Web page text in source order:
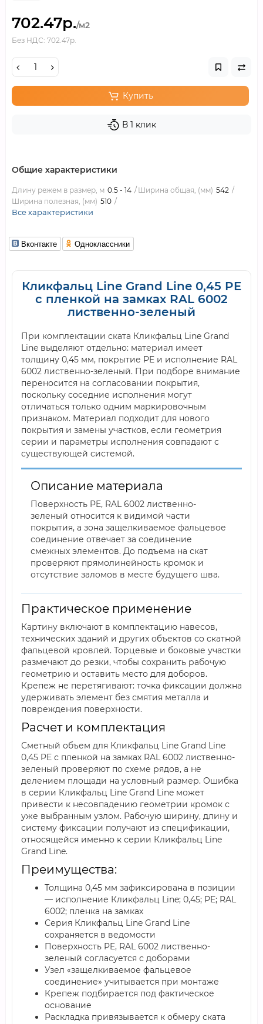
702.47р./м2
Без НДС: 702.47р.
Купить
В 1 клик
Общие характеристики
Длину режем в размер, м 0.5 - 14 Ширина общая, (мм) 542
Ширина полезная, (мм) 510
Все характеристики
Вконтакте Одноклассники
Кликфальц Line Grand Line 0,45 PE
с пленкой на замках RAL 6002
лиственно-зеленый
При комплектации ската Кликфальц Line Grand
Line выделяют отдельно: материал имеет
толщину 0,45 мм, покрытие PE и исполнение RAL
6002 лиственно-зеленый. При подборе внимание
переносится на согласовании покрытия,
поскольку соседние исполнения могут
отличаться только одним маркировочным
признаком. Материал подходит для нового
покрытия и замены участков, если геометрия
серии и параметры исполнения совпадают с
существующей системой.
Описание материала
Поверхность PE, RAL 6002 лиственно-
зеленый относится к видимой части
покрытия, а зона защелкиваемое фальцевое
соединение отвечает за соединение
смежных элементов. До подъема на скат
проверяют прямолинейность кромок и
отсутствие заломов в месте будущего шва.
Практическое применение
Картину включают в комплектацию навесов,
технических зданий и других объектов со скатной
фальцевой кровлей. Торцевые и боковые участки
размечают до резки, чтобы сохранить рабочую
геометрию и оставить место для доборов.
Крепеж не перетягивают: точка фиксации должна
удерживать элемент без смятия металла и
повреждения поверхности.
Расчет и комплектация
Сметный объем для Кликфальц Line Grand Line
0,45 PE с пленкой на замках RAL 6002 лиственно-
зеленый проверяют по схеме рядов, а не
делением площади на условный размер. Ошибка
в серии Кликфальц Line Grand Line может
привести к несовпадению геометрии кромок с
уже выбранным узлом. Рабочую ширину, длину и
систему фиксации получают из спецификации,
относящейся именно к серии Кликфальц Line
Grand Line.
Преимущества:
Толщина 0,45 мм зафиксирована в позиции
— исполнение Кликфальц Line; 0,45; PE; RAL
6002; пленка на замках
Серия Кликфальц Line Grand Line
сохраняется в ведомости
Поверхность PE, RAL 6002 лиственно-
зеленый согласуется с доборами
Узел «защелкиваемое фальцевое
соединение» учитывается при монтаже
Крепеж подбирается под фактическое
основание
Раскладка привязывается к обмеру ската